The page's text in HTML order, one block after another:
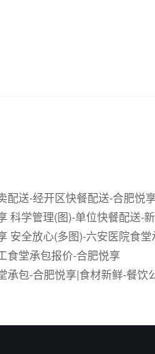
配送-经开区快餐配送-合肥悦
安全放心(多图)-六安医院食堂
食堂承包报价-合肥悦享